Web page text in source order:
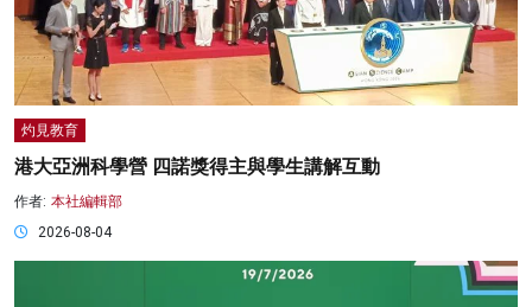
灼見教育
港大亞洲科學營 四諾獎得主與學生講解互動
作者: 本社編輯部
2026-08-04